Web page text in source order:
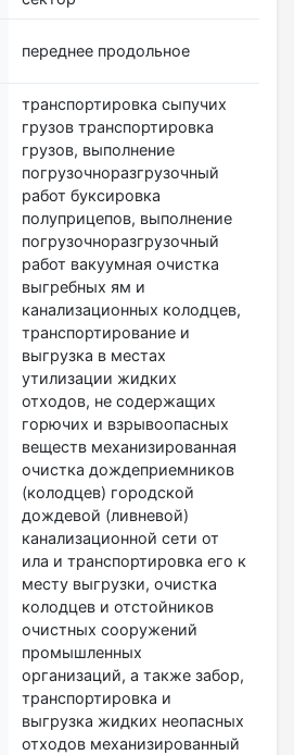
переднее продольное
транспортировка сыпучих
грузов транспортировка
грузов, выполнение
погрузочноразгрузочный
работ буксировка
полуприцепов, выполнение
погрузочноразгрузочный
работ вакуумная очистка
выгребных ям и
канализационных колодцев,
транспортирование и
выгрузка в местах
утилизации жидких
отходов, не содержащих
горючих и взрывоопасных
веществ механизированная
очистка дождеприемников
(колодцев) городской
дождевой (ливневой)
канализационной сети от
ила и транспортировка его к
месту выгрузки, очистка
колодцев и отстойников
очистных сооружений
промышленных
организаций, а также забор,
транспортировка и
выгрузка жидких неопасных
отходов механизированный